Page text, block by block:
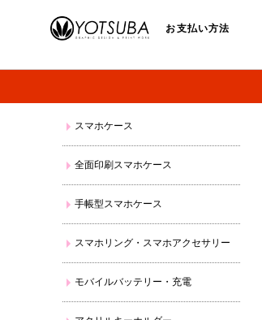
お支払い方法
スマホケース
全面印刷スマホケース
手帳型スマホケース
スマホリング・スマホアクセサリー
モバイルバッテリー・充電